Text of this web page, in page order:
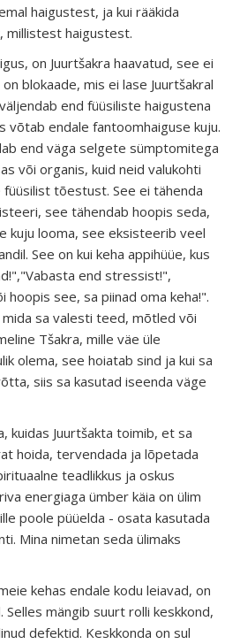
haigustest, ja kui rääkida
millistest haigustest.
on Juurtšakra haavatud, see ei
blokaade, mis ei lase Juurtšakral
end füüsiliste haigustena
võtab endale fantoomhaiguse kuju.
end väga selgete sümptomitega
või organis, kuid neid valukohti
tõestust. See ei tähenda
see tähendab hoopis seda,
kuju looma, see eksisteerib veel
See on kui keha appihüüe, kus
end stressist!",
see, sa piinad oma keha!".
mida sa valesti teed, mõtled või
Tšakra, mille väe üle
olema, see hoiatab sind ja kui sa
siis sa kasutad iseenda väge
kuidas Juurtšakta toimib, et sa
hoida, tervendada ja lõpetada
teadlikkus ja oskus
energiaga ümber käia on ülim
poole püüelda - osata kasutada
Mina nimetan seda ülimaks
kehas endale kodu leiavad, on
mängib suurt rolli keskkond,
defektid. Keskkonda on sul